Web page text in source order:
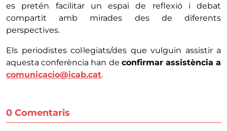
es pretén facilitar un espai de reflexió i debat
compartit amb mirades des de diferents
perspectives.
Els periodistes col·legiats/des que vulguin assistir a
aquesta conferència han de confirmar assistència a
comunicacio@icab.cat.
0 Comentaris